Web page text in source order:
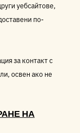
уебсайтове,
по-
за контакт с
освен ако не
НА